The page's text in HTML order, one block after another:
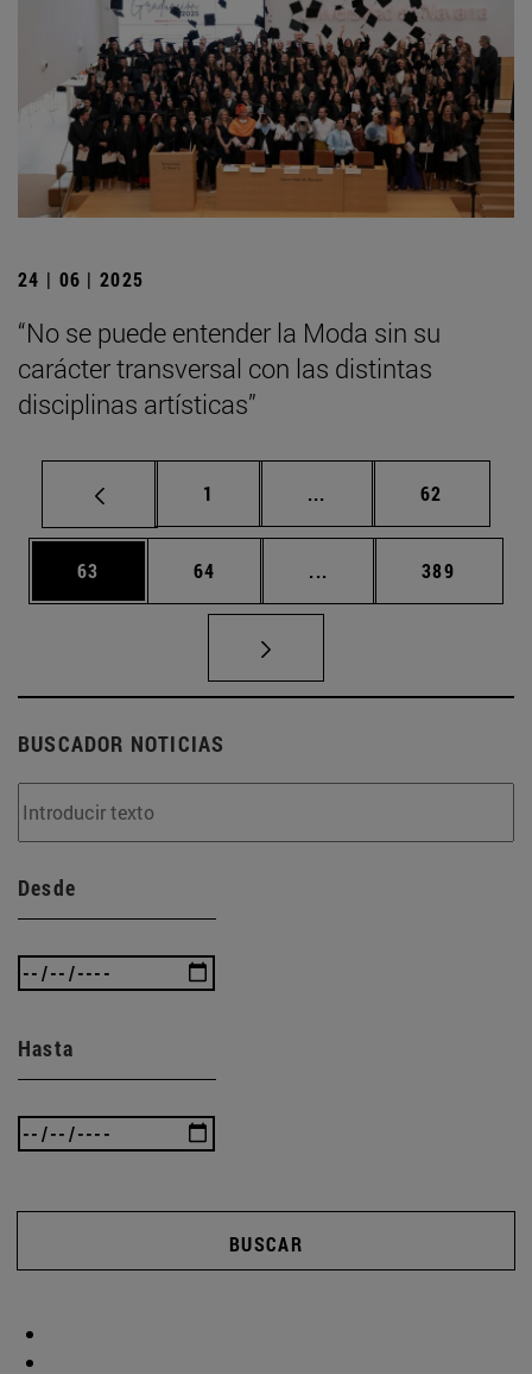
24 | 06 | 2025
“No se puede entender la Moda sin su
carácter transversal con las distintas
disciplinas artísticas”
Página
1 ... Páginas intermedias
Página
62
Página
63 Página
64 ... Páginas intermedias
Página
389
BUSCADOR NOTICIAS
Desde
Hasta
BUSCAR